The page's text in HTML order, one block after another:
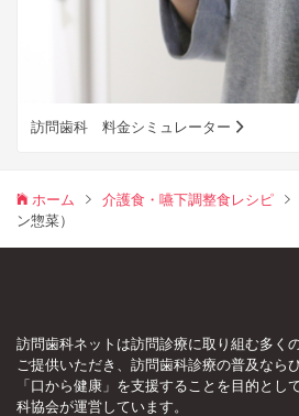
訪問歯科 料金シミュレーター
ホーム 介護食・嚥下調整食レシピ
ン惣菜）
訪問歯科ネットは訪問診療に取り組む多く
ご提供いただき、訪問歯科診療の普及なら
「口から健康」を支援することを目的と
科協会が運営しています。